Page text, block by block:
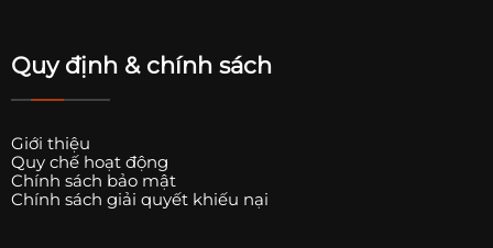
Quy định & chính sách
Giới thiệu
Quy chế hoạt động
Chính sách bảo mật
Chính sách giải quyết khiếu nại